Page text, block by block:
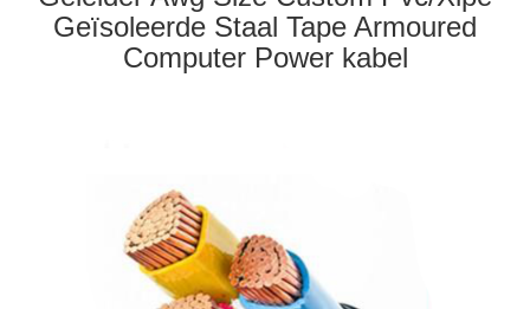
Geïsoleerde Staal Tape Armoured
Computer Power kabel